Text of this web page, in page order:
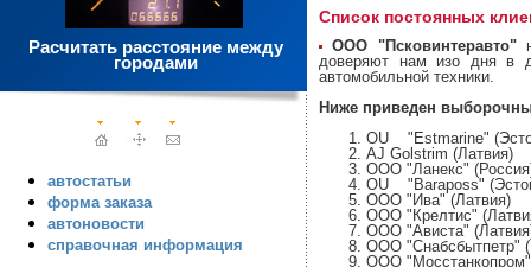
Расчитать расстояние между
городами
автостатьи
форма заказа
автоновости
справочная информация
Список постоянных
ООО "Псковинтеравто"
доверяют нам изо дня в
автомобильной техники.
Ниже приведен
OU "Estmarine"
AJ Golstrim (Латвия)
ООО "Ланекс"
OU "Baraposs"
ООО "Ива" (Латвия)
ООО "Крелтис"
ООО "Ависта"
ООО "Снабсбытпетр"
ООО "Мосстанкопром"